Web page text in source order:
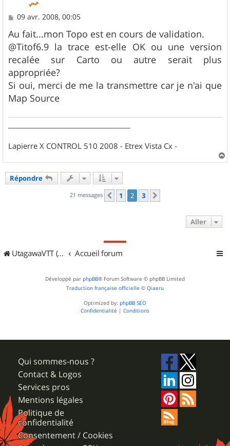
M
s
s
a
g
e
09 avr. 2008, 00:05
Au fait...mon Topo est en cours de validation.
@Titof6.9 la trace est-elle OK ou une version
recalée sur Carto ou autre serait plus
appropriée?
Si oui, merci de me la transmettre car je n'ai que
Map Source
Lapierre X CONTROL 510 2008 - Etrex Vista Cx -
a
Répondre
21 messages Précédent
1 2 3
Aller
UtagawaVTT (Randos VTT et VTTAE avec traces GPS) Accueil forum
Développé par phpBB® Forum Software © phpBB Limited
Traduction française officielle © Qiaeru
Optimized by: phpBB SEO
Confidentialité | Conditions
Qui sommes-nous ?
Contact & Logos
Services pros
Mentions légales
Politique de
confidentialité
Consentement / Cookies